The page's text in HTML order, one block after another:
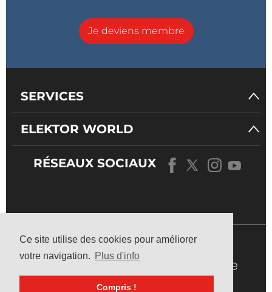
Ce site utilise des cookies pour améliorer
votre navigation. Plus d'info
Compris !
Je deviens membre
SERVICES
ELEKTOR WORLD
RÉSEAUX SOCIAUX